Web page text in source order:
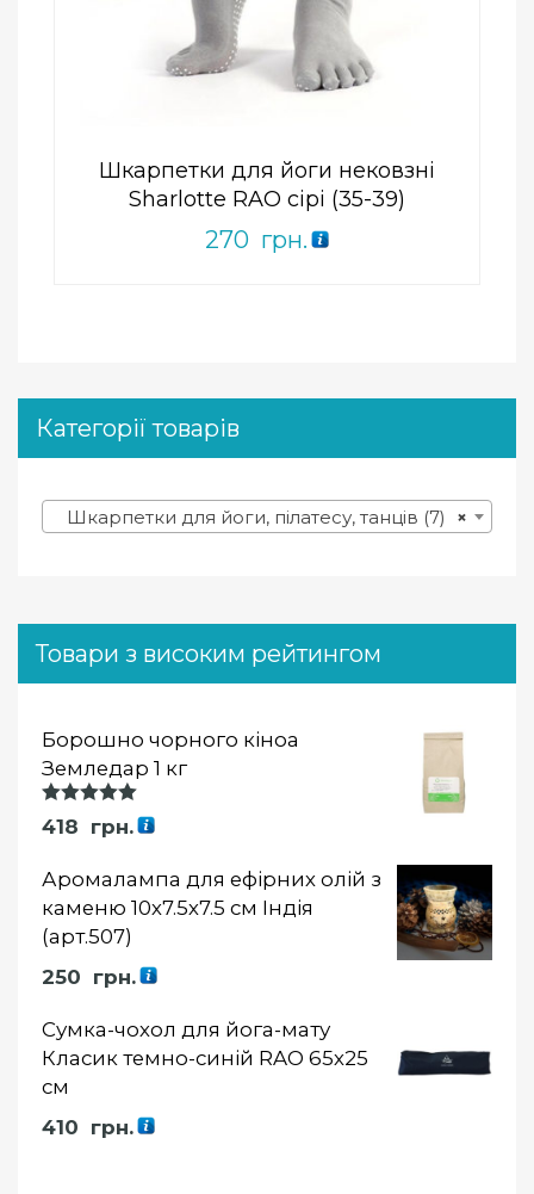
Шкарпетки для йоги нековзні
Sharlotte RAO сірі (35-39)
270 грн.
ПРИДБАТИ
Категорії товарів
×
Шкарпетки для йоги, пілатесу, танців (7)
Товари з високим рейтингом
Борошно чорного кіноа
Земледар 1 кг
Оцінка
5.00із 5
418 грн.
Аромалампа для ефірних олій з
каменю 10х7.5х7.5 см Індія
(арт.507)
250 грн.
Сумка-чохол для йога-мату
Класик темно-синій RAO 65х25
см
410 грн.